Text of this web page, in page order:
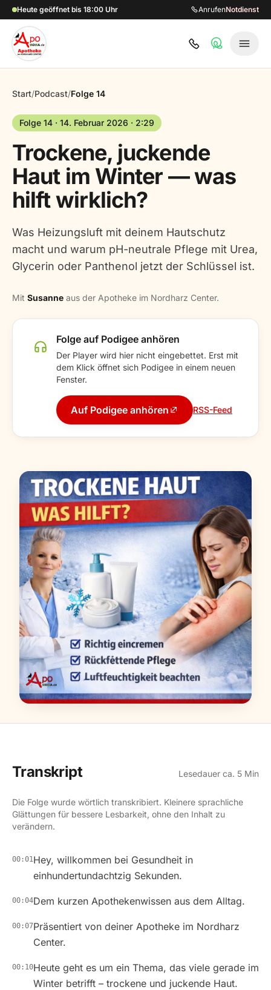
Zum Hauptinhalt springen
Heute geöffnet bis 18:00 Uhr AnrufenNotdienst
Start/Podcast/Folge 14
Folge 14 · 14. Februar 2026 · 2:29
Trockene, juckende
Haut im Winter — was
hilft wirklich?
Was Heizungsluft mit deinem Hautschutz
macht und warum pH-neutrale Pflege mit Urea,
Glycerin oder Panthenol jetzt der Schlüssel ist.
Mit Susanne aus der Apotheke im Nordharz Center.
Folge auf Podigee anhören
Der Player wird hier nicht eingebettet. Erst mit
dem Klick öffnet sich Podigee in einem neuen
Fenster.
Auf Podigee anhören RSS-Feed
Transkript Lesedauer ca. 5 Min
Die Folge wurde wörtlich transkribiert. Kleinere sprachliche
Glättungen für bessere Lesbarkeit, ohne den Inhalt zu
verändern.
00:01Hey, willkommen bei Gesundheit in
einhundertundachtzig Sekunden.
00:04Dem kurzen Apothekenwissen aus dem Alltag.
00:07Präsentiert von deiner Apotheke im Nordharz
Center.
00:10Heute geht es um ein Thema, das viele gerade im
Winter betrifft – trockene und juckende Haut.